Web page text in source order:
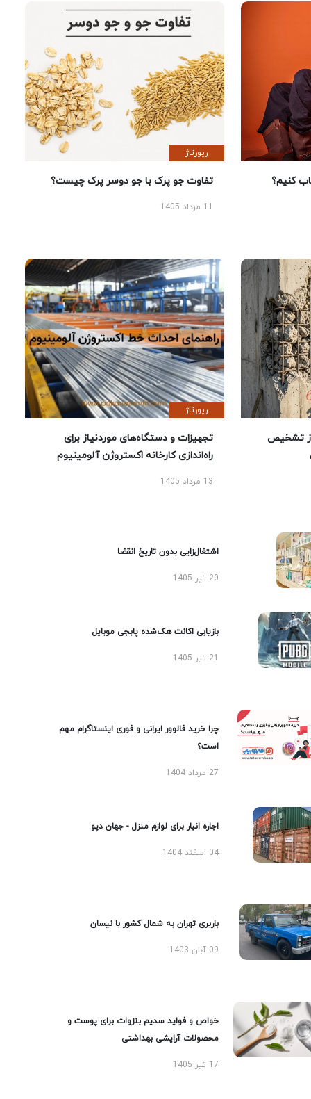
کنیم؟
رپورتاژ
تفاوت جو پرک با جو دوسر پرک چیست؟
تشخیص
رپورتاژ
تجهیزات و دستگاه‌های موردنیاز برای
راه‌اندازی کارخانه اکستروژن آلومینیوم
13 مرداد 1405
اشتغال‌زایی بدون تاریخ انقضا
20 تیر 1405
بازیابی اکانت هک‌شده پابجی موبایل
چرا خرید فالوور ایرانی و فوری اینستاگرام مهم
است؟
27 مرداد 1404
اجاره انبار برای لوازم منزل - جهان دپو
04 اسفند 1404
باربری تهران به شمال کشور با نیسان
09 آبان 1403
خواص و فواید سدیم بنزوات برای پوست و
محصولات آرایشی بهداشتی
17 تیر 1405